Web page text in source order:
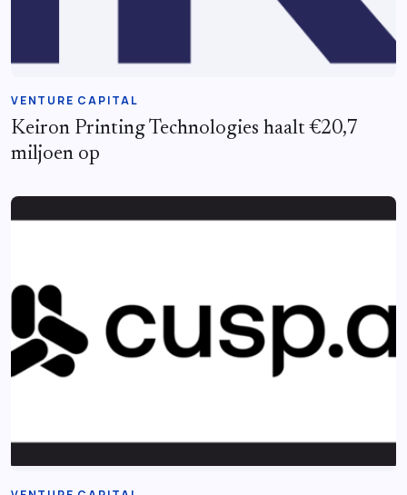
VENTURE CAPITAL
Keiron Printing Technologies haalt €20,7
miljoen op